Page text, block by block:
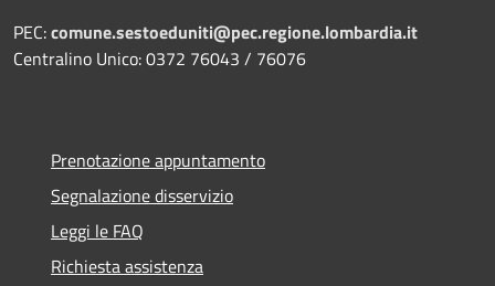
PEC:comune.sestoeduniti@pec.regione.lombardia.it
Centralino Unico: 0372 76043 / 76076
Prenotazione appuntamento
Segnalazione disservizio
Leggi le FAQ
Richiesta assistenza